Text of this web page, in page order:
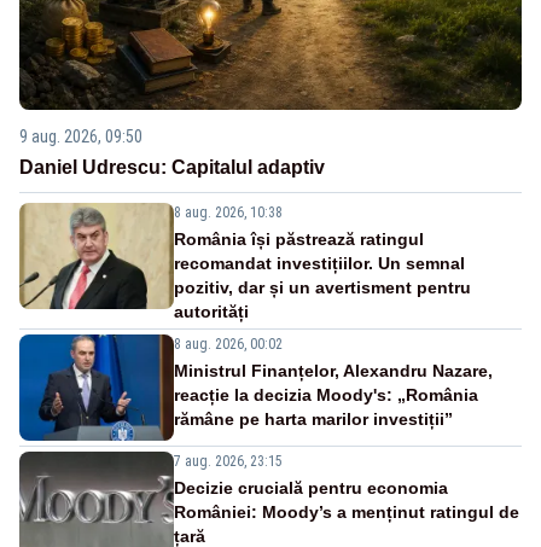
9 aug. 2026, 09:50
Daniel Udrescu: Capitalul adaptiv
8 aug. 2026, 10:38
România își păstrează ratingul
recomandat investițiilor. Un semnal
pozitiv, dar și un avertisment pentru
autorități
8 aug. 2026, 00:02
Ministrul Finanțelor, Alexandru Nazare,
reacție la decizia Moody's: „România
rămâne pe harta marilor investiții”
7 aug. 2026, 23:15
Decizie crucială pentru economia
României: Moody’s a menținut ratingul de
țară